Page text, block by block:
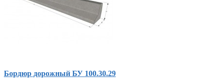
Бордюр дорожный БУ 100.30.29